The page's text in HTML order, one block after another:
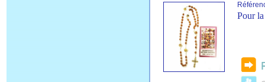
Pour